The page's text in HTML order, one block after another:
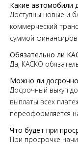
Какие автомобили
Доступны новые и
коммерческий
суммой
Обязательно ли
Да, КАСКО
Можно ли
Досрочный выкуп
выплаты всех
переоформляется
Что будет при
При просрочке